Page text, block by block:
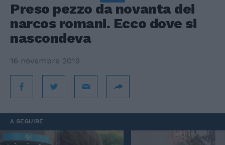
Preso pezzo da novanta dei
narcos romani. Ecco dove si
nascondeva
16 novembre 2019
A SEGUIRE